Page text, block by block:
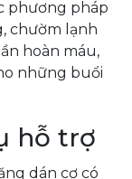
phương pháp
chườm lạnh
hoàn máu,
những buổi
hỗ trợ
dán cơ có